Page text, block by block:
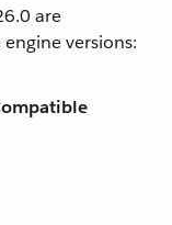
are
versions: